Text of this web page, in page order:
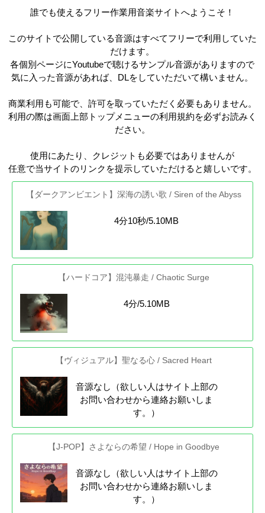
誰でも使えるフリー作業用音楽サイトへようこそ！
このサイトで公開している音源はすべてフリーで利用していた
だけます。
各個別ページにYoutubeで聴けるサンプル音源がありますので
気に入った音源があれば、DLをしていただいて構いません。
商業利用も可能で、許可を取っていただく必要もありません。
利用の際は画面上部トップメニューの利用規約を必ずお読みく
ださい。
使用にあたり、クレジットも必要ではありませんが
任意で当サイトのリンクを提示していただけると嬉しいです。
【ダークアンビエント】深海の誘い歌 / Siren of the Abyss
4分10秒/5.10MB
【ハードコア】混沌暴走 / Chaotic Surge
4分/5.10MB
【ヴィジュアル】聖なる心 / Sacred Heart
音源なし（欲しい人はサイト上部の
お問い合わせから連絡お願いしま
す。）
【J-POP】さよならの希望 / Hope in Goodbye
音源なし（欲しい人はサイト上部の
お問い合わせから連絡お願いしま
す。）